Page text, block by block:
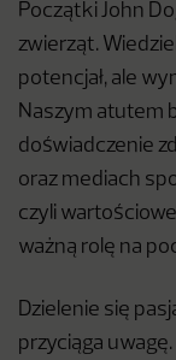
Początki John
zwierząt.
potencjał, ale
Naszym atutem
doświadczenie
oraz mediach
czyli
ważną rolę na
Dzielenie się
przyciąga